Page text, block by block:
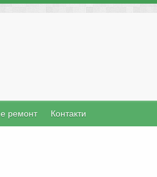
ремонт Контакти